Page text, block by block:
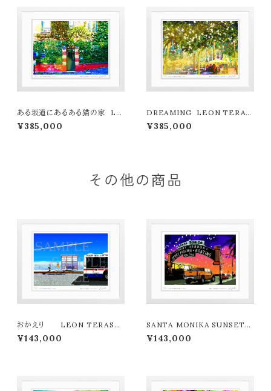
ある坂道にあるある猫の家 LE
ON TERASHIMA版画作品77
作限定（オンライン限定特典付き
¥385,000
DREAMING LEON TERAS
HIMA版画作品77作限定（オン
ライン限定特典付き作品〉
¥385,000
その他の商品
おかえり LEON TERASHI
MA版画作品180作限定
¥143,000
SANTA MONIKA SUNSET
LEON TERASHIMA版画作
品180作限定
¥143,000